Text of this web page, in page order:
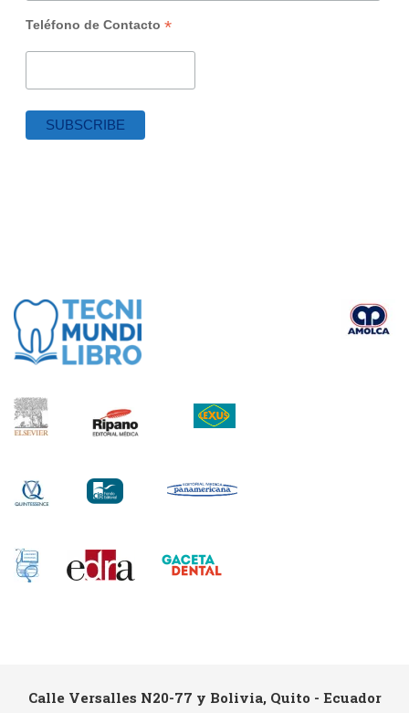
Teléfono de Contacto *
Calle Versalles N20-77 y Bolivia, Quito - Ecuador